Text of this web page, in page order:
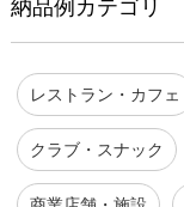
納品例カテゴリ
レストラン・カフェ
クラブ・スナック